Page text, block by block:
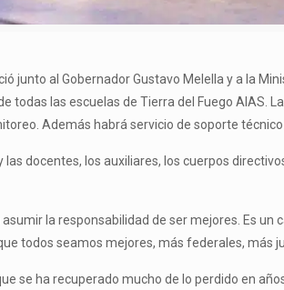
junto al Gobernador Gustavo Melella y a la
todas las escuelas de Tierra del Fuego AIAS.
Además habrá servicio de soporte
las docentes, los auxiliares, los cuerpos
la responsabilidad de ser mejores. Es
todos seamos mejores, más federales, más
se ha recuperado mucho de lo perdido en